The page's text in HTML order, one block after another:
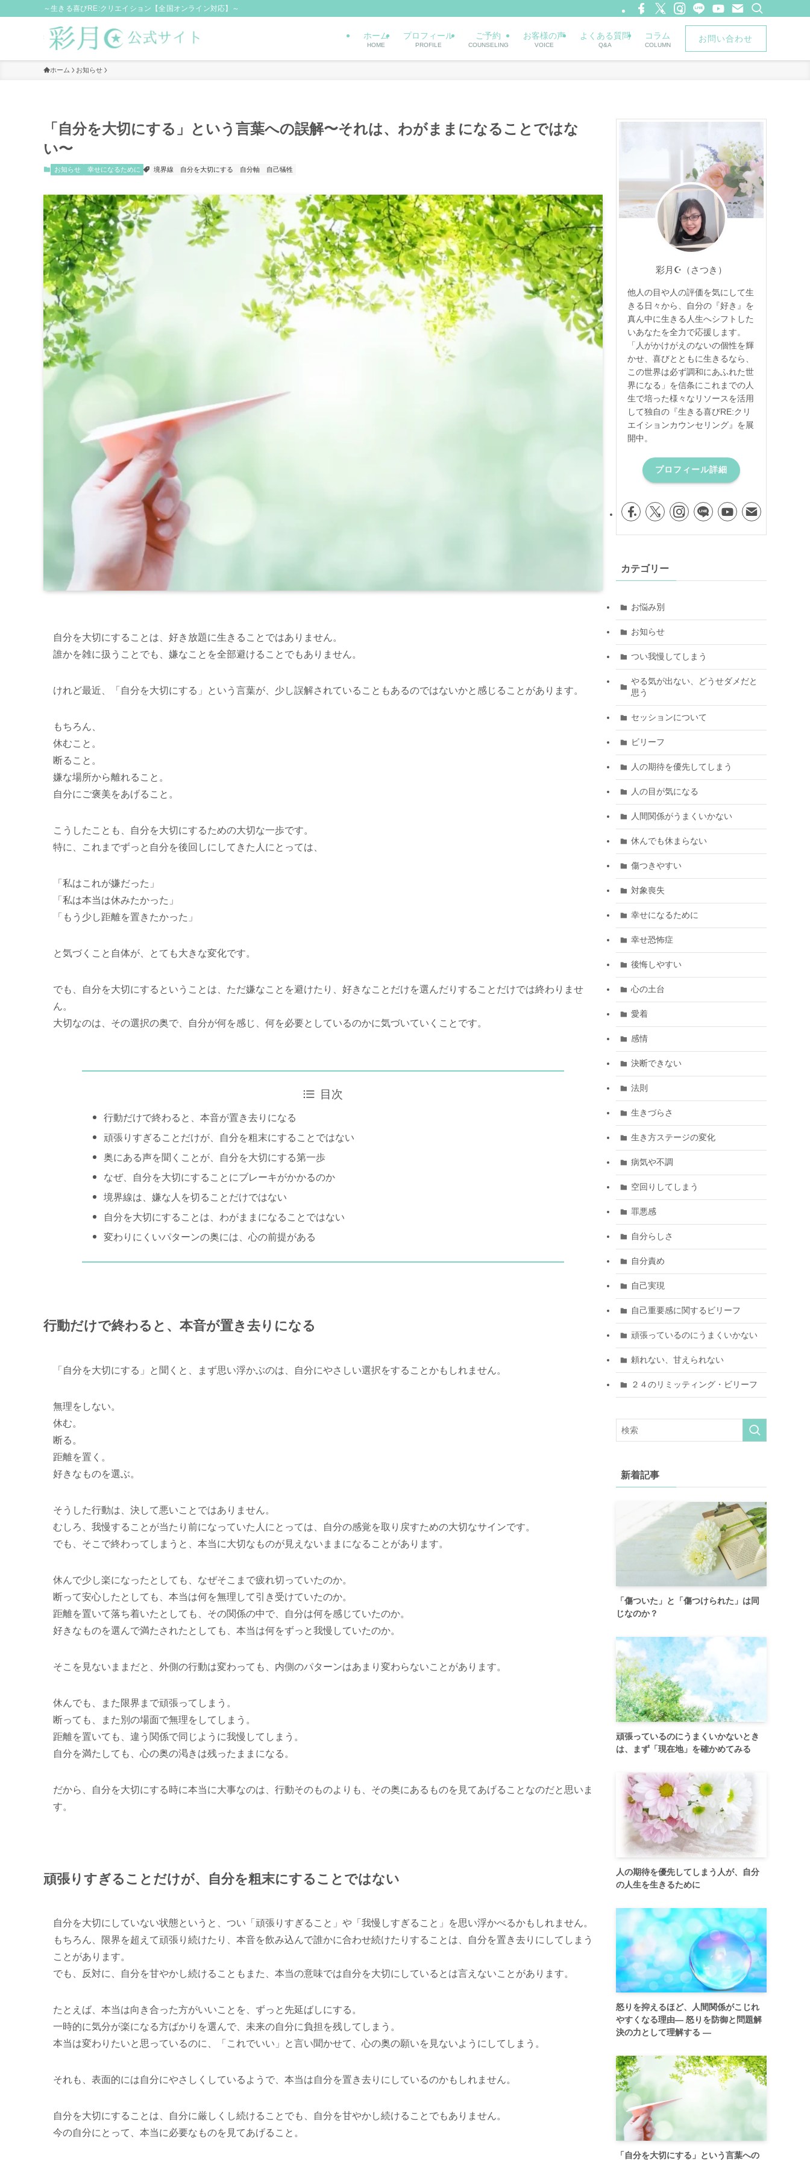
～生きる喜びRE:クリエイション【全国オンライン対応】～
ホーム
HOME
プロフィール
PROFILE
ご予約
COUNSELING
お客様の声
VOICE
よくある質問
Q&A
コラム
COLUMN
お問い合わせ
ホーム お知らせ
「自分を大切にする」という言葉への誤解〜それは、わがままになることではな
い〜
お知らせ 幸せになるために 境界線 自分を大切にする 自分軸 自己犠牲
自分を大切にすることは、好き放題に生きることではありません。
誰かを雑に扱うことでも、嫌なことを全部避けることでもありません。
けれど最近、「自分を大切にする」という言葉が、少し誤解されていることもあるのではないかと感じることがあります。
もちろん、
休むこと。
断ること。
嫌な場所から離れること。
自分にご褒美をあげること。
こうしたことも、自分を大切にするための大切な一歩です。
特に、これまでずっと自分を後回しにしてきた人にとっては、
「私はこれが嫌だった」
「私は本当は休みたかった」
「もう少し距離を置きたかった」
と気づくこと自体が、とても大きな変化です。
でも、自分を大切にするということは、ただ嫌なことを避けたり、好きなことだけを選んだりすることだけでは終わりませ
ん。
大切なのは、その選択の奥で、自分が何を感じ、何を必要としているのかに気づいていくことです。
目次
行動だけで終わると、本音が置き去りになる
頑張りすぎることだけが、自分を粗末にすることではない
奥にある声を聞くことが、自分を大切にする第一歩
なぜ、自分を大切にすることにブレーキがかかるのか
境界線は、嫌な人を切ることだけではない
自分を大切にすることは、わがままになることではない
変わりにくいパターンの奥には、心の前提がある
行動だけで終わると、本音が置き去りになる
「自分を大切にする」と聞くと、まず思い浮かぶのは、自分にやさしい選択をすることかもしれません。
無理をしない。
休む。
断る。
距離を置く。
好きなものを選ぶ。
そうした行動は、決して悪いことではありません。
むしろ、我慢することが当たり前になっていた人にとっては、自分の感覚を取り戻すための大切なサインです。
でも、そこで終わってしまうと、本当に大切なものが見えないままになることがあります。
休んで少し楽になったとしても、なぜそこまで疲れ切っていたのか。
断って安心したとしても、本当は何を無理して引き受けていたのか。
距離を置いて落ち着いたとしても、その関係の中で、自分は何を感じていたのか。
好きなものを選んで満たされたとしても、本当は何をずっと我慢していたのか。
そこを見ないままだと、外側の行動は変わっても、内側のパターンはあまり変わらないことがあります。
休んでも、また限界まで頑張ってしまう。
断っても、また別の場面で無理をしてしまう。
距離を置いても、違う関係で同じように我慢してしまう。
自分を満たしても、心の奥の渇きは残ったままになる。
だから、自分を大切にする時に本当に大事なのは、行動そのものよりも、その奥にあるものを見てあげることなのだと思いま
す。
頑張りすぎることだけが、自分を粗末にすることではない
自分を大切にしていない状態というと、つい「頑張りすぎること」や「我慢しすぎること」を思い浮かべるかもしれません。
もちろん、限界を超えて頑張り続けたり、本音を飲み込んで誰かに合わせ続けたりすることは、自分を置き去りにしてしまう
ことがあります。
でも、反対に、自分を甘やかし続けることもまた、本当の意味では自分を大切にしているとは言えないことがあります。
たとえば、本当は向き合った方がいいことを、ずっと先延ばしにする。
一時的に気分が楽になる方ばかりを選んで、未来の自分に負担を残してしまう。
本当は変わりたいと思っているのに、「これでいい」と言い聞かせて、心の奥の願いを見ないようにしてしまう。
それも、表面的には自分にやさしくしているようで、本当は自分を置き去りにしているのかもしれません。
自分を大切にすることは、自分に厳しくし続けることでも、自分を甘やかし続けることでもありません。
今の自分にとって、本当に必要なものを見てあげること。
彩月☪︎（さつき）
他人の目や人の評価を気にして生
きる日々から、自分の『好き』を
真ん中に生きる人生へシフトした
いあなたを全力で応援します。
「人がかけがえのないの個性を輝
かせ、喜びとともに生きるなら、
この世界は必ず調和にあふれた世
界になる」を信条にこれまでの人
生で培った様々なリソースを活用
して独自の『生きる喜びRE:クリ
エイションカウンセリング』を展
開中。
プロフィール詳細
カテゴリー
お悩み別
お知らせ
つい我慢してしまう
やる気が出ない、どうせダメだと
思う
セッションについて
ビリーフ
人の期待を優先してしまう
人の目が気になる
人間関係がうまくいかない
休んでも休まらない
傷つきやすい
対象喪失
幸せになるために
幸せ恐怖症
後悔しやすい
心の土台
愛着
感情
決断できない
法則
生きづらさ
生き方ステージの変化
病気や不調
空回りしてしまう
罪悪感
自分らしさ
自分責め
自己実現
自己重要感に関するビリーフ
頑張っているのにうまくいかない
頼れない、甘えられない
２４のリミッティング・ビリーフ
新着記事
「傷ついた」と「傷つけられた」は同
じなのか？
頑張っているのにうまくいかないとき
は、まず「現在地」を確かめてみる
人の期待を優先してしまう人が、自分
の人生を生きるために
怒りを抑えるほど、人間関係がこじれ
やすくなる理由― 怒りを防御と問題解
決の力として理解する ―
「自分を大切にする」という言葉への